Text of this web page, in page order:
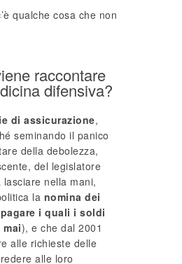
qualche cosa che non
raccontare
difensiva?
di assicurazione,
seminando il panico
della debolezza,
del legislatore
nella mani,
la nomina dei
i quali i soldi
), e che dal 2001
alle richieste delle
alle loro